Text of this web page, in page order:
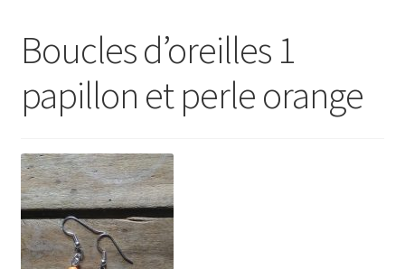
Contact
Boucles d’oreilles 1
papillon et perle orange